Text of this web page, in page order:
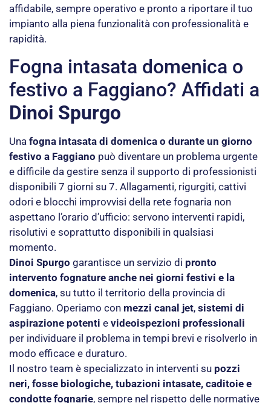
affidabile, sempre operativo e pronto a riportare il tuo
impianto alla piena funzionalità con professionalità e
rapidità.
Fogna intasata domenica o
festivo a Faggiano? Affidati a
Dinoi Spurgo
Una fogna intasata di domenica o durante un giorno
festivo a Faggiano può diventare un problema urgente
e difficile da gestire senza il supporto di professionisti
disponibili 7 giorni su 7. Allagamenti, rigurgiti, cattivi
odori e blocchi improvvisi della rete fognaria non
aspettano l’orario d’ufficio: servono interventi rapidi,
risolutivi e soprattutto disponibili in qualsiasi
momento.
Dinoi Spurgo garantisce un servizio di pronto
intervento fognature anche nei giorni festivi e la
domenica, su tutto il territorio della provincia di
Faggiano. Operiamo con mezzi canal jet, sistemi di
aspirazione potenti e videoispezioni professionali
per individuare il problema in tempi brevi e risolverlo in
modo efficace e duraturo.
Il nostro team è specializzato in interventi su pozzi
neri, fosse biologiche, tubazioni intasate, caditoie e
condotte fognarie, sempre nel rispetto delle normative